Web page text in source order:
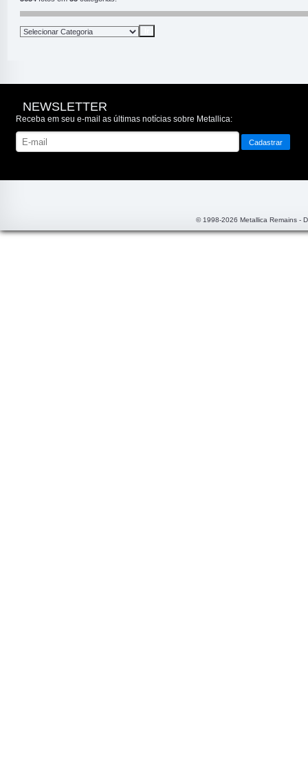
NEWSLETTER
Receba em seu e-mail as últimas notícias sobre Metallica:
© 1998-2026 Metallica Remains -